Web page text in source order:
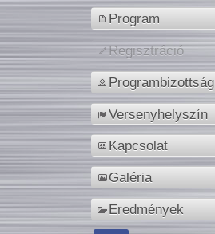
Program
Regisztráció
Programbizottság
Versenyhelyszín
Kapcsolat
Galéria
Eredmények